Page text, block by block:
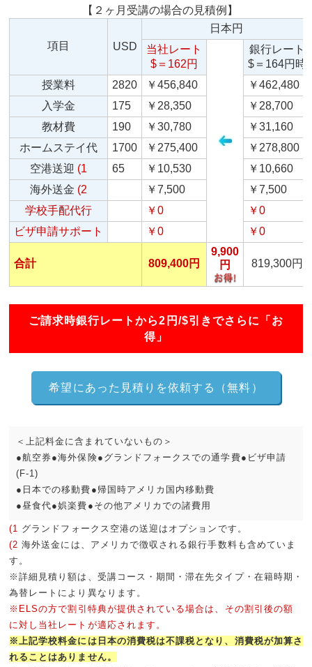
【２ヶ月受講の場合の見積例】
項目 USD
日本円
当社レート
$＝162円
銀行レート
$＝164円時
授業料
2820 ￥456,840
￥462,480
入学金
175 ￥28,350
￥28,700
教材費
190 ￥30,780
￥31,160
ホームステイ代
1700 ￥275,400
￥278,800
空港送迎 (1 65 ￥10,530
￥10,660
海外送金 (2 ￥7,500
￥7,500
学校手配代行
￥0
￥0
ビザ申請サポート
￥0 ￥0
合計 809,400円
9,900
円
819,300円
ご請求時銀行レートから2円/$引きでさらに「お
得」
希望にあった見積りを依頼する（無料）
＜上記料金に含まれていないもの＞
●航空券●海外保険●グランドフォークスでの通学費●ビザ申請
(F-1)
●日本での移動費●帰国時アメリカ国内移動費
●昼食代●娯楽費●その他アメリカでの諸費用
(1 グランドフォークス空港の送迎はオプションです。
(2 海外送金には、アメリカで徴収される銀行手数料も含めていま
す。
※詳細見積り額は、受講コース・期間・滞在先タイプ・在籍時期・
為替レートにより異なります。
※ELSの方で割引特典が提供されている場合は、その割引後の額
に対し当社レートが適応されます。
※上記学校料金には日本の消費税は不課税となり、消費税が加算さ
れることはありません。